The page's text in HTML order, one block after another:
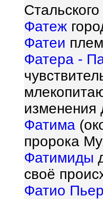
Фатеж
Фатеи
Фатера -
изменения
Фатима
пророка
Фатимиды
своё
Фатио Пьер